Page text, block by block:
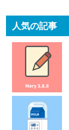
人気の記事